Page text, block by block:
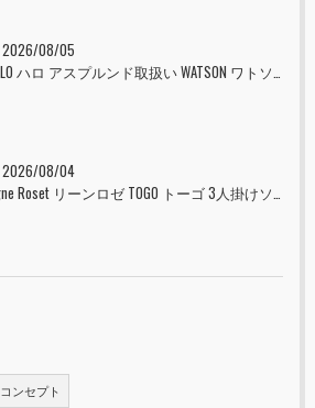
2026/08/05
2026/08/04
コンセプト